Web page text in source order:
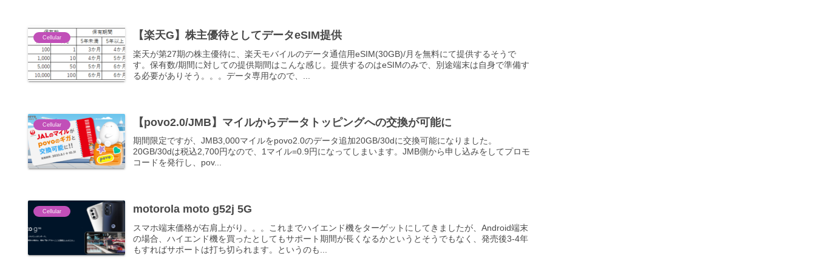
Cellular 【楽天G】株主優待としてデータeSIM提供
楽天が第27期の株主優待に、楽天モバイルのデータ通信用eSIM(30GB)/月を無料にて提供するそうで
す。保有数/期間に対しての提供期間はこんな感じ。提供するのはeSIMのみで、別途端末は自身で準備す
る必要がありそう。。。データ専用なので、...
Cellular 【povo2.0/JMB】マイルからデータトッピングへの交換が可能に
期間限定ですが、JMB3,000マイルをpovo2.0のデータ追加20GB/30dに交換可能になりました。
20GB/30dは税込2,700円なので、1マイル=0.9円になってしまいます。JMB側から申し込みをしてプロモ
コードを発行し、pov...
Cellular motorola moto g52j 5G
スマホ端末価格が右肩上がり。。。これまでハイエンド機をターゲットにしてきましたが、Android端末
の場合、ハイエンド機を買ったとしてもサポート期間が長くなるかというとそうでもなく、発売後3-4年
もすればサポートは打ち切られます。というのも...